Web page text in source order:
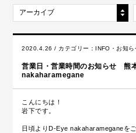
アーカイブ
2020.4.26 / カテゴリー： INFO・お知ら
営業日・営業時間のお知らせ
nakaharamegane
こんにちは！
岩下です。
日頃よりD-Eye nakaharameganeを